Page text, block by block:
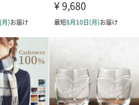
グレイティー
円）